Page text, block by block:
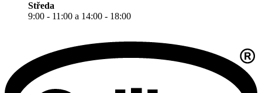
Středa
9:00 - 11:00 a 14:00 - 18:00